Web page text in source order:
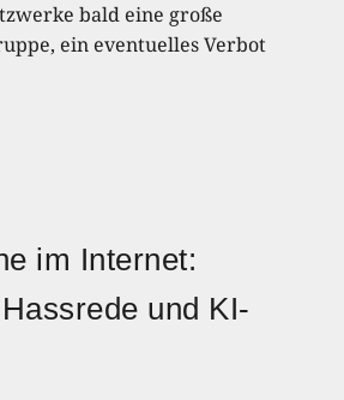
bald eine große
ein eventuelles Verbot
im Internet:
und KI-